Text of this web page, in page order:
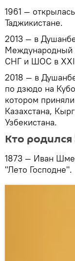
1961 —
Таджикистане.
2013 — в
Международный
СНГ и ШОС в XXI
2018 — в
по дзюдо на
котором
Казахстана,
Узбекистана.
Кто родился
1873 — Иван
"Лето Господне".